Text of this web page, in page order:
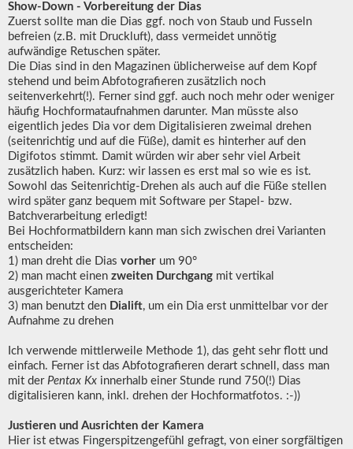
Show-Down - Vorbereitung der Dias
Zuerst sollte man die Dias ggf. noch von Staub und Fusseln
befreien (z.B. mit Druckluft), dass vermeidet unnötig
aufwändige Retuschen später.
Die Dias sind in den Magazinen üblicherweise auf dem Kopf
stehend und beim Abfotografieren zusätzlich noch
seitenverkehrt(!). Ferner sind ggf. auch noch mehr oder weniger
häufig Hochformataufnahmen darunter. Man müsste also
eigentlich jedes Dia vor dem Digitalisieren zweimal drehen
(seitenrichtig und auf die Füße), damit es hinterher auf den
Digifotos stimmt. Damit würden wir aber sehr viel Arbeit
zusätzlich haben. Kurz: wir lassen es erst mal so wie es ist.
Sowohl das Seitenrichtig-Drehen als auch auf die Füße stellen
wird später ganz bequem mit Software per Stapel- bzw.
Batchverarbeitung erledigt!
Bei Hochformatbildern kann man sich zwischen drei Varianten
entscheiden:
1) man dreht die Dias vorher um 90°
2) man macht einen zweiten Durchgang mit vertikal
ausgerichteter Kamera
3) man benutzt den Dialift, um ein Dia erst unmittelbar vor der
Aufnahme zu drehen
Ich verwende mittlerweile Methode 1), das geht sehr flott und
einfach. Ferner ist das Abfotografieren derart schnell, dass man
mit der Pentax Kx innerhalb einer Stunde rund 750(!) Dias
digitalisieren kann, inkl. drehen der Hochformatfotos. :-))
Justieren und Ausrichten der Kamera
Hier ist etwas Fingerspitzengefühl gefragt, von einer sorgfältigen